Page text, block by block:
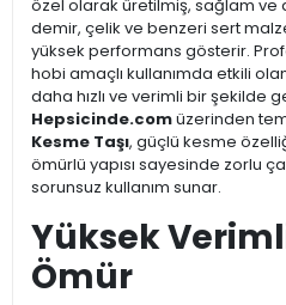
özel olarak üretilmiş, sağlam ve
demir, çelik ve benzeri sert
yüksek performans gösterir.
hobi amaçlı kullanımda etkili
daha hızlı ve verimli bir şekilde
Hepsicinde.comüzerinden
Kesme Taşı, güçlü kesme
ömürlü yapısı sayesinde zorlu
sorunsuz kullanım sunar.
Yüksek
Ömür